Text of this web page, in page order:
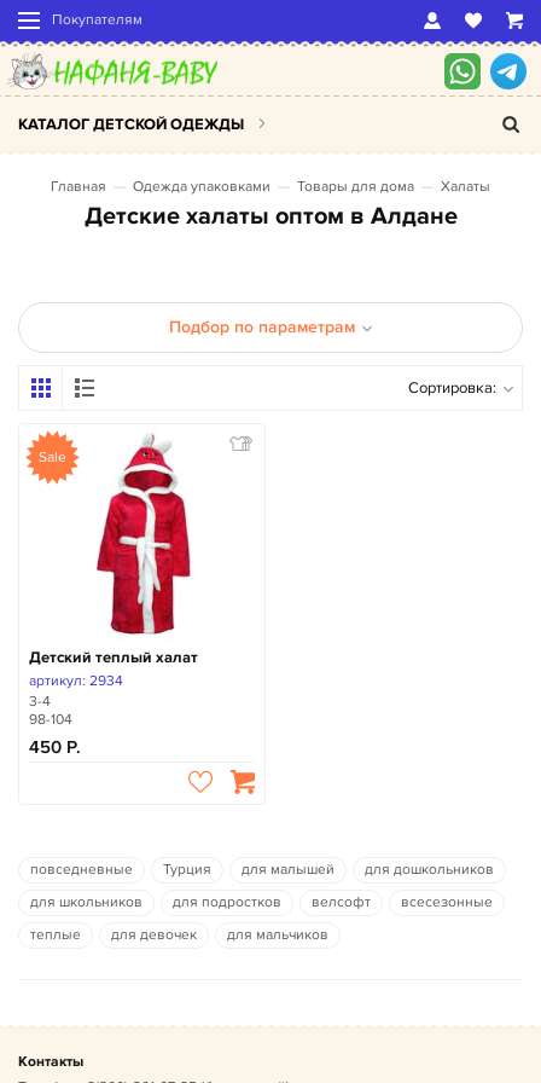
Покупателям
КАТАЛОГ ДЕТСКОЙ ОДЕЖДЫ
Главная Одежда упаковками Товары для дома Халаты
Детские халаты оптом в Алдане
Подбор по параметрам
Сортировка:
Sale
Детский теплый халат
артикул: 2934
3-4
98-104
450
повседневные Турция для малышей
для дошкольников
для школьников
для подростков велсофт
всесезонные
теплые
для девочек для мальчиков
Контакты